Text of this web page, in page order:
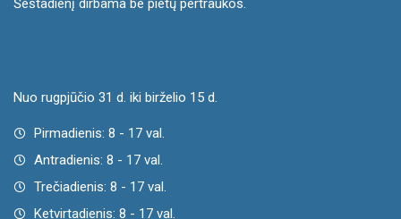
Šeštadienį dirbama be pietų pertraukos.
Nuo rugpjūčio 31 d. iki birželio 15 d.
Pirmadienis: 8 - 17 val.
Antradienis: 8 - 17 val.
Trečiadienis: 8 - 17 val.
Ketvirtadienis: 8 - 17 val.